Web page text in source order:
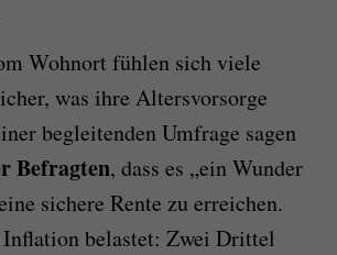
Wohnort fühlen sich viele
was ihre Altersvorsorge
begleitenden Umfrage sagen
Befragten, dass es „ein Wunder
sichere Rente zu erreichen.
Inflation belastet: Zwei Drittel